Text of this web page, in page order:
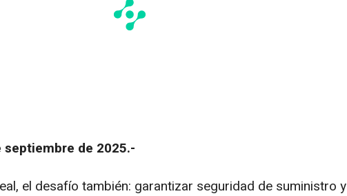
septiembre de 2025.-
el desafío también: garantizar seguridad de suministro y